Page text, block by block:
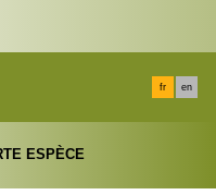
fr en
ESPÈCE